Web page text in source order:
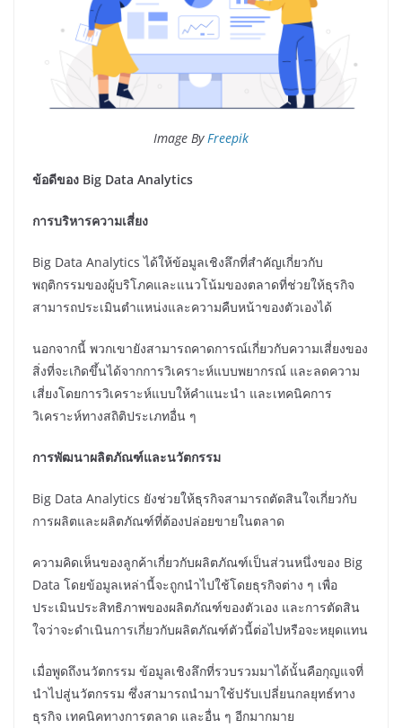
Image ByFreepik
ข้อดีของ Big Data Analytics
การบริหารความเสี่ยง
Big Data Analytics ได้ให้ข้อมูลเชิงลึกที่สำคัญเกี่ยวกับ
พฤติกรรมของผู้บริโภคและแนวโน้มของตลาดที่ช่วยให้ธุรกิจ
สามารถประเมินตำแหน่งและความคืบหน้าของตัวเองได้
นอกจากนี้ พวกเขายังสามารถคาดการณ์เกี่ยวกับความเสี่ยงของ
สิ่งที่จะเกิดขึ้นได้จากการวิเคราะห์แบบพยากรณ์ และลดความ
เสี่ยงโดยการวิเคราะห์แบบให้คำแนะนำ และเทคนิคการ
วิเคราะห์ทางสถิติประเภทอื่น ๆ
การพัฒนาผลิตภัณฑ์และนวัตกรรม
Big Data Analytics ยังช่วยให้ธุรกิจสามารถตัดสินใจเกี่ยวกับ
การผลิตและผลิตภัณฑ์ที่ต้องปล่อยขายในตลาด
ความคิดเห็นของลูกค้าเกี่ยวกับผลิตภัณฑ์เป็นส่วนหนึ่งของ Big
Data โดยข้อมูลเหล่านี้จะถูกนำไปใช้โดยธุรกิจต่าง ๆ เพื่อ
ประเมินประสิทธิภาพของผลิตภัณฑ์ของตัวเอง และการตัดสิน
ใจว่าจะดำเนินการเกี่ยวกับผลิตภัณฑ์ตัวนี้ต่อไปหรือจะหยุดแทน
เมื่อพูดถึงนวัตกรรม ข้อมูลเชิงลึกที่รวบรวมมาได้นั้นคือกุญแจที่
นำไปสู่นวัตกรรม ซึ่งสามารถนำมาใช้ปรับเปลี่ยนกลยุทธ์ทาง
ธุรกิจ เทคนิคทางการตลาด และอื่น ๆ อีกมากมาย